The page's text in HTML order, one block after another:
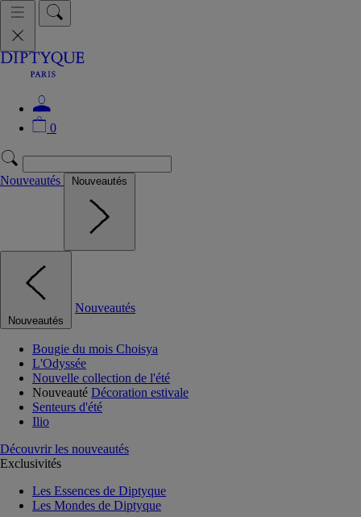
0
Nouveautés Nouveautés
Nouveautés
Nouveautés
Bougie du mois Choisya
L'Odyssée
Nouvelle collection de l'été
Nouveauté Décoration estivale
Senteurs d'été
Ilio
Découvrir les nouveautés
Exclusivités
Les Essences de Diptyque
Les Mondes de Diptyque